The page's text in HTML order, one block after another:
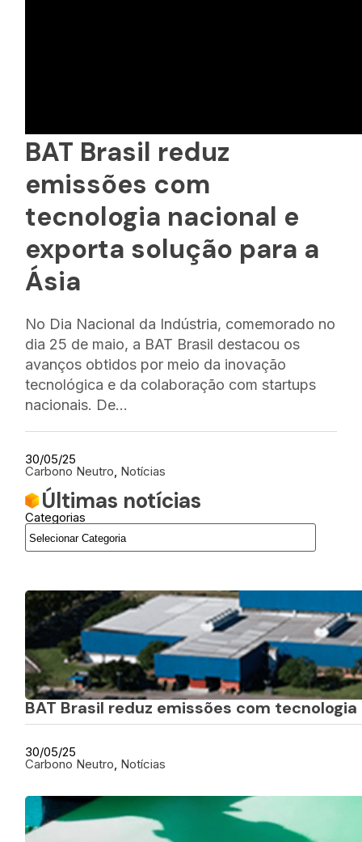
BAT Brasil reduz
emissões com
tecnologia nacional e
exporta solução para a
Ásia
No Dia Nacional da Indústria, comemorado no
dia 25 de maio, a BAT Brasil destacou os
avanços obtidos por meio da inovação
tecnológica e da colaboração com startups
nacionais. De…
30/05/25
Carbono Neutro, Notícias
Últimas notícias
Categorias
BAT Brasil reduz emissões com
30/05/25
Carbono Neutro, Notícias